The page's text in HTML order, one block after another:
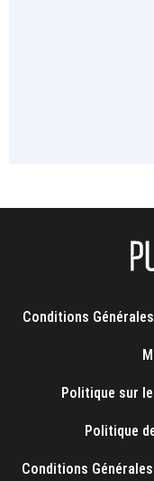
Conditions
Politique sur
Politique
Conditions